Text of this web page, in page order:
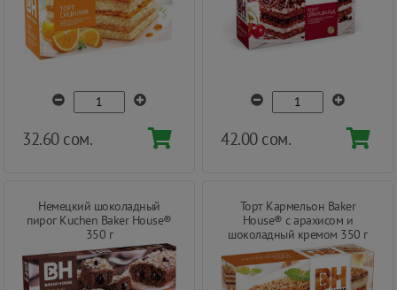
32.60 сом. 42.00 сом.
Немецкий шоколадный
пирог Kuchen Baker House®
350 г
Торт Кармельон Baker
House® с арахисом и
шоколадный кремом 350 г